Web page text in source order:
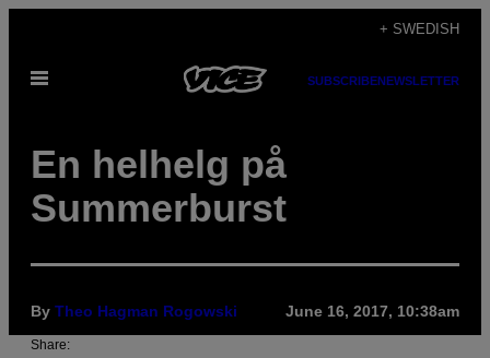
content
+ SWEDISH
Open
SUBSCRIBENEWSLETTER
En helhelg på
Summerburst
By Theo Hagman Rogowski June 16, 2017, 10:38am
Share: